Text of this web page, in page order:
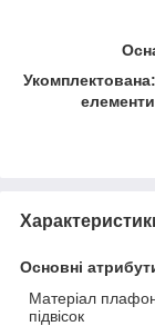
Основні
Матеріал
підвісок